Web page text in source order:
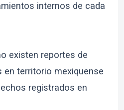
internos de cada
existen reportes de
en territorio mexiquense
registrados en